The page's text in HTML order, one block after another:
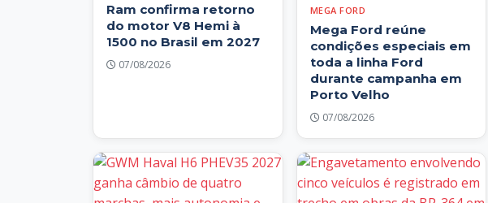
Ram confirma retorno
do motor V8 Hemi à
1500 no Brasil em 2027
07/08/2026
MEGA FORD
Mega Ford reúne
condições especiais em
toda a linha Ford
durante campanha em
Porto Velho
07/08/2026